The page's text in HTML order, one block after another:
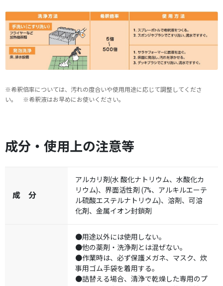
※希釈倍率については、汚れの度合いや使用用途に応じて調整してくださ
い。 ※希釈液はお早めにお使いください。
成分・使用上の注意等
成 分
アルカリ剤(水 酸化ナトリウム、水酸化カ
リウム)、界面活性剤 (7%、アルキルエーテ
ル硫酸エステルナトリウム)、溶剤、可溶
化剤、金属イオン封鎖剤
●用途以外には使用しない。
●他の薬剤・洗浄剤とは混ぜない。
●作業時は、必ず保護メガネ、マスク、炊
事用ゴム手袋を着用する。
●詰替える場合、清浄で乾燥した専用のプ